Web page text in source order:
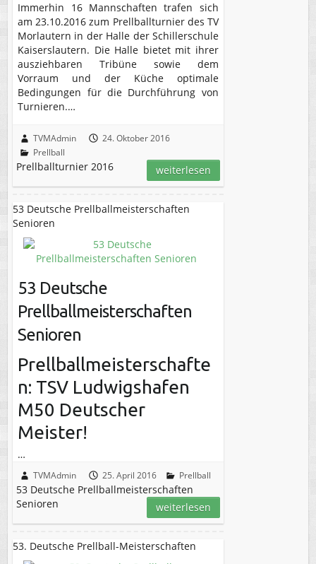
Immerhin 16 Mannschaften trafen sich
am 23.10.2016 zum Prellballturnier des TV
Morlautern in der Halle der Schillerschule
Kaiserslautern. Die Halle bietet mit ihrer
ausziehbaren Tribüne sowie dem
Vorraum und der Küche optimale
Bedingungen für die Durchführung von
Turnieren.…
TVMAdmin
24. Oktober 2016
Prellball
Prellballturnier 2016 weiterlesen
53 Deutsche Prellballmeisterschaften
Senioren
53 Deutsche
Prellballmeisterschaften
Senioren
Prellballmeisterschafte
n: TSV Ludwigshafen
M50 Deutscher
Meister!
…
TVMAdmin 25. April 2016 Prellball
53 Deutsche Prellballmeisterschaften
Senioren
weiterlesen
53. Deutsche Prellball-Meisterschaften